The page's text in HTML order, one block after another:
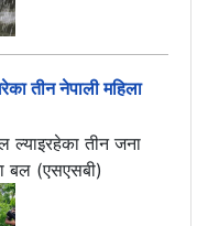
तीन नेपाली महिला
ल्याइरहेका तीन जना
बल (एसएसबी)